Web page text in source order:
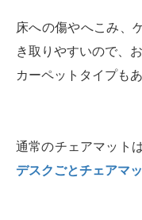
床への傷やへこみ、
き取りやすいので、
カーペットタイプもあ
通常のチェアマット
デスクごとチェアマ